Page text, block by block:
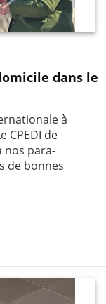
dans le
à
CPEDI de
nos para-
de bonnes